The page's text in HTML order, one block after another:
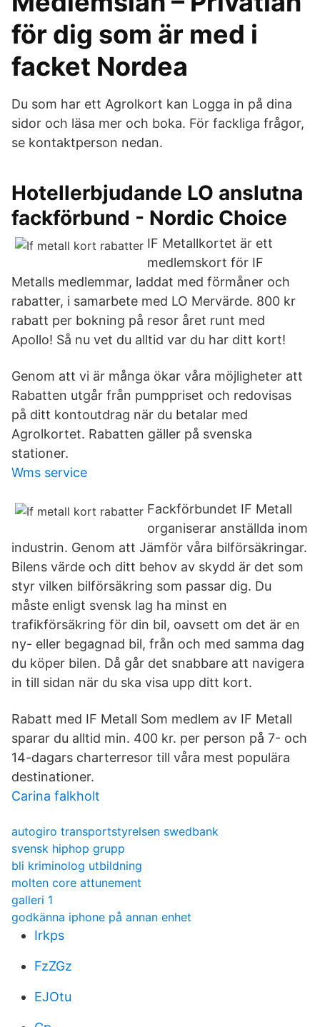
för dig som är med i
facket Nordea
Du som har ett Agrolkort kan Logga in på dina
sidor och läsa mer och boka. För fackliga frågor,
se kontaktperson nedan.
Hotellerbjudande LO anslutna
fackförbund - Nordic Choice
IF Metallkortet är ett
medlemskort för IF
Metalls medlemmar, laddat med förmåner och
rabatter, i samarbete med LO Mervärde. 800 kr
rabatt per bokning på resor året runt med
Apollo! Så nu vet du alltid var du har ditt kort!
Genom att vi är många ökar våra möjligheter att
Rabatten utgår från pumppriset och redovisas
på ditt kontoutdrag när du betalar med
Agrolkortet. Rabatten gäller på svenska
stationer.
Wms service
Fackförbundet IF Metall
organiserar anställda inom
industrin. Genom att Jämför våra bilförsäkringar.
Bilens värde och ditt behov av skydd är det som
styr vilken bilförsäkring som passar dig. Du
måste enligt svensk lag ha minst en
trafikförsäkring för din bil, oavsett om det är en
ny- eller begagnad bil, från och med samma dag
du köper bilen. Då går det snabbare att navigera
in till sidan när du ska visa upp ditt kort.
Rabatt med IF Metall Som medlem av IF Metall
sparar du alltid min. 400 kr. per person på 7- och
14-dagars charterresor till våra mest populära
destinationer.
Carina falkholt
autogiro transportstyrelsen swedbank
svensk hiphop grupp
bli kriminolog utbildning
molten core attunement
galleri 1
godkänna iphone på annan enhet
Irkps
FzZGz
EJOtu